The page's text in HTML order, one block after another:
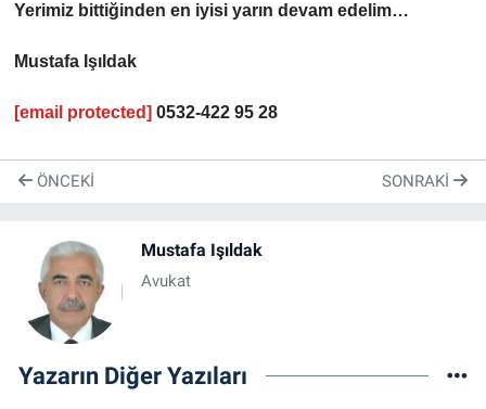
Yerimiz bittiğinden en iyisi yarın devam edelim…
Mustafa Işıldak
[email protected] 0532-422 95 28
ÖNCEKI SONRAKI
Mustafa Işıldak
Avukat
Yazarın Diğer Yazıları